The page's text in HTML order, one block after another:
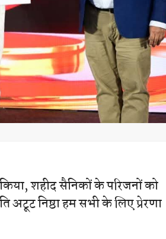
शहीद सैनिकों के परिजनों को
अटूट निष्ठा हम सभी के लिए प्रेरणा